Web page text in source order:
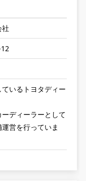
社
いるトヨタディー
ディーラーとして
営を行っていま